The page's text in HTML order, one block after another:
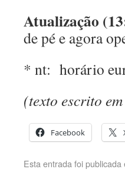
Atualização
de pé e agora
* nt: horário
(texto escrito em
Facebook
Esta entrada foi publicada